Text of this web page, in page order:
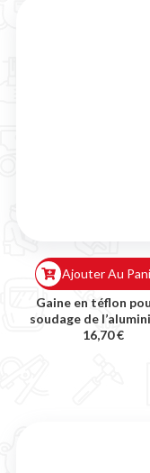
Gaine en téflon
soudage de
16,70 €
Ajouter Au